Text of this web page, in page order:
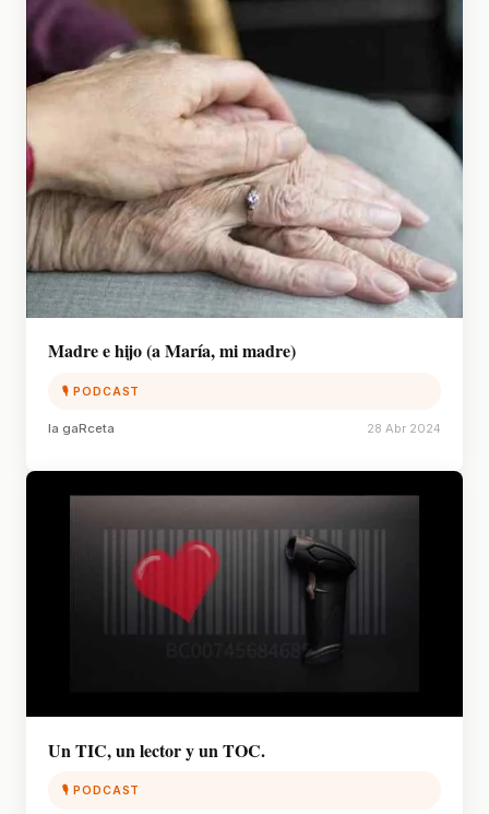
Madre e hijo (a María, mi madre)
🎙 PODCAST
la gaRceta 28 Abr 2024
Un TIC, un lector y un TOC.
🎙 PODCAST